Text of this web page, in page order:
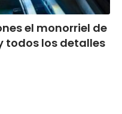
el monorriel de
todos los detalles